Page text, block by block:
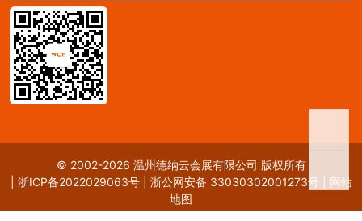
© 2002-2026 温州德纳云会展有限公司 版权所有
浙ICP备2022029063号| 浙公网安备 33030302001273号
网站
地图